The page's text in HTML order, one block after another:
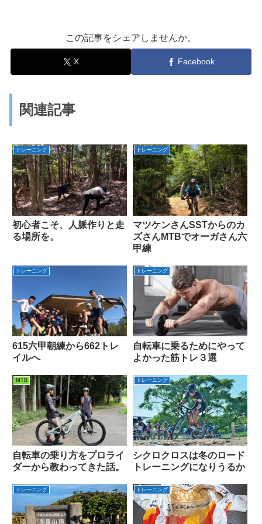
この記事をシェアしませんか。
X Facebook
関連記事
トレーニング
初心者こそ、人脈作りと走
る場所を。
トレーニング
マツケンさんSSTからのカ
ズさんMTBでオーガさん六
甲練
トレーニング
615六甲朝練から662トレ
イルへ
トレーニング
自転車に乗るためにやって
よかった筋トレ３選
MTB
自転車の乗り方をプロライ
ダーから教わってきた話。
トレーニング
シクロクロスは冬のロード
トレーニングになりうるか
トレーニング トレーニング